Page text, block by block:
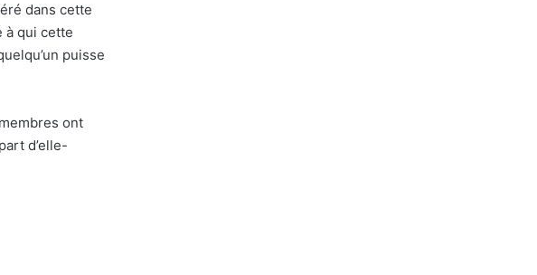
dans cette
à qui cette
puisse
ont
d’elle-